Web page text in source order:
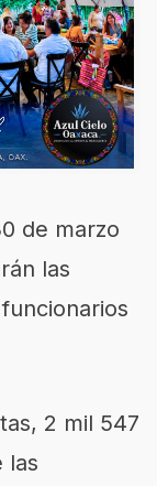
de marzo
las
2 mil 547
las